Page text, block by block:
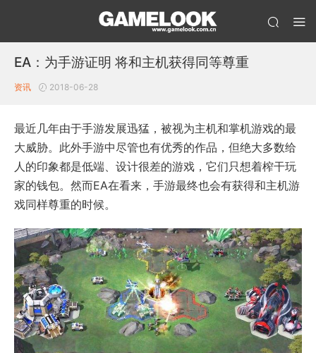
EA：为手游证明 将和主机获得同等尊重
资讯 2018-06-28
最近几年由于手游发展迅猛，被视为主机和掌机游戏的最
大威胁。此外手游中尽管也有优秀的作品，但绝大多数给
人的印象都是低端、设计很差的游戏，它们只想着榨干玩
家的钱包。然而EA在看来，手游最终也会有获得和主机游
戏同样尊重的时候。